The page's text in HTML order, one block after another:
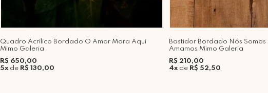
Quadro Acrílico Bordado O Amor Mora Aqui
Mimo Galeria
R$ 650,00
5xde R$ 130,00
Bastidor Bordado Nós Somos
Amamos Mimo Galeria
R$ 210,00
4xde R$ 52,50